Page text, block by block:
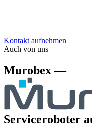
Kontakt aufnehmen
Auch von uns
Murobex —
Serviceroboter